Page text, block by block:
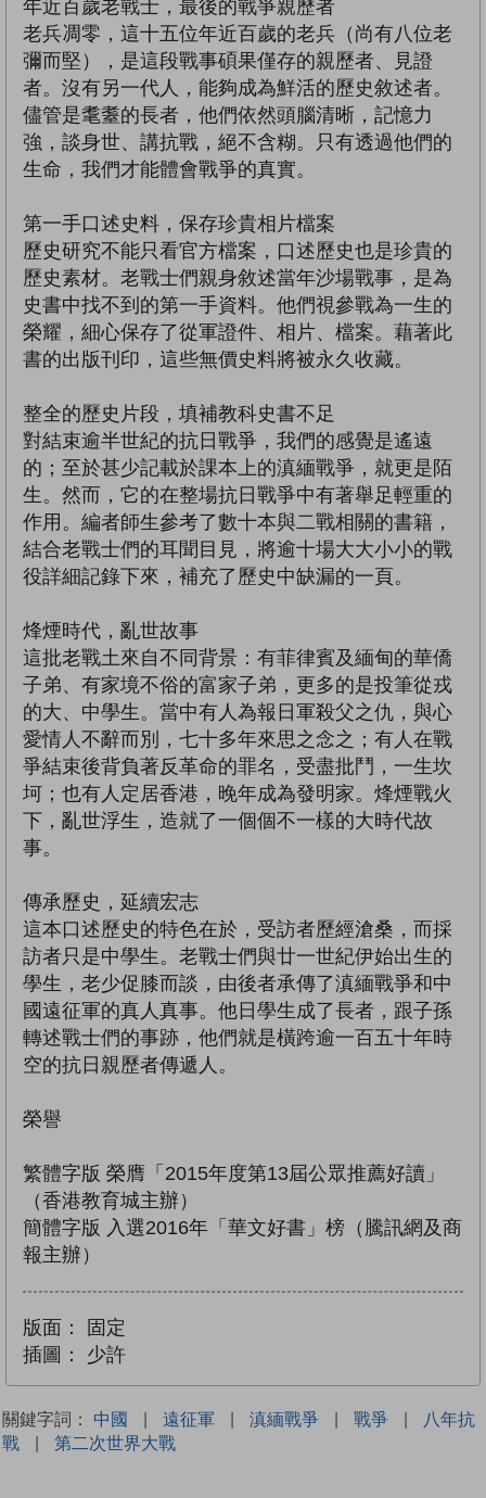
年近百歲老戰士，最後的戰爭親歷者
老兵凋零，這十五位年近百歲的老兵（尚有八位老
彌而堅），是這段戰事碩果僅存的親歷者、見證
者。沒有另一代人，能夠成為鮮活的歷史敘述者。
儘管是耄耋的長者，他們依然頭腦清晰，記憶力
強，談身世、講抗戰，絕不含糊。只有透過他們的
生命，我們才能體會戰爭的真實。
第一手口述史料，保存珍貴相片檔案
歷史研究不能只看官方檔案，口述歷史也是珍貴的
歷史素材。老戰士們親身敘述當年沙場戰事，是為
史書中找不到的第一手資料。他們視參戰為一生的
榮耀，細心保存了從軍證件、相片、檔案。藉著此
書的出版刊印，這些無價史料將被永久收藏。
整全的歷史片段，填補教科史書不足
對結束逾半世紀的抗日戰爭，我們的感覺是遙遠
的；至於甚少記載於課本上的滇緬戰爭，就更是陌
生。然而，它的在整場抗日戰爭中有著舉足輕重的
作用。編者師生參考了數十本與二戰相關的書籍，
結合老戰士們的耳聞目見，將逾十場大大小小的戰
役詳細記錄下來，補充了歷史中缺漏的一頁。
烽煙時代，亂世故事
這批老戰土來自不同背景：有菲律賓及緬甸的華僑
子弟、有家境不俗的富家子弟，更多的是投筆從戎
的大、中學生。當中有人為報日軍殺父之仇，與心
愛情人不辭而別，七十多年來思之念之；有人在戰
爭結束後背負著反革命的罪名，受盡批鬥，一生坎
坷；也有人定居香港，晚年成為發明家。烽煙戰火
下，亂世浮生，造就了一個個不一樣的大時代故
事。
傳承歷史，延續宏志
這本口述歷史的特色在於，受訪者歷經滄桑，而採
訪者只是中學生。老戰士們與廿一世紀伊始出生的
學生，老少促膝而談，由後者承傳了滇緬戰爭和中
國遠征軍的真人真事。他日學生成了長者，跟子孫
轉述戰士們的事跡，他們就是橫跨逾一百五十年時
空的抗日親歷者傳遞人。
榮譽
繁體字版 榮膺「2015年度第13屆公眾推薦好讀」
（香港教育城主辦）
簡體字版 入選2016年「華文好書」榜（騰訊網及商
報主辦）
版面：
固定
插圖：
少許
關鍵字詞： 中國 | 遠征軍 | 滇緬戰爭 | 戰爭 |
八年抗
戰
| 第二次世界大戰